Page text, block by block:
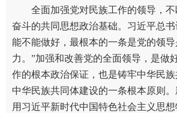
全面加强党对民族工作的领导，不
奋斗的共同思想政治基础。习近平总
能不能做好，最根本的一条是党的领
力。”加强和改善党的全面领导，是做
作的根本政治保证，也是铸牢中华民
中华民族共同体建设的一条根本原则
用习近平新时代中国特色社会主义思